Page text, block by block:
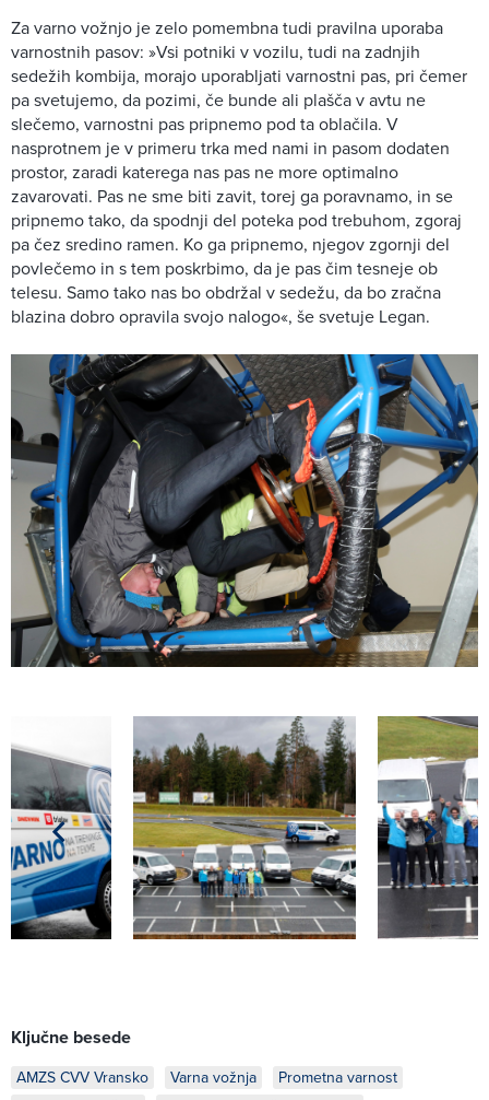
Za varno vožnjo je zelo pomembna tudi pravilna uporaba
varnostnih pasov: »Vsi potniki v vozilu, tudi na zadnjih
sedežih kombija, morajo uporabljati varnostni pas, pri čemer
pa svetujemo, da pozimi, če bunde ali plašča v avtu ne
slečemo, varnostni pas pripnemo pod ta oblačila. V
nasprotnem je v primeru trka med nami in pasom dodaten
prostor, zaradi katerega nas pas ne more optimalno
zavarovati. Pas ne sme biti zavit, torej ga poravnamo, in se
pripnemo tako, da spodnji del poteka pod trebuhom, zgoraj
pa čez sredino ramen. Ko ga pripnemo, njegov zgornji del
povlečemo in s tem poskrbimo, da je pas čim tesneje ob
telesu. Samo tako nas bo obdržal v sedežu, da bo zračna
blazina dobro opravila svojo nalogo«, še svetuje Legan.
Ključne besede
AMZS CVV Vransko Varna vožnja
Prometna varnost